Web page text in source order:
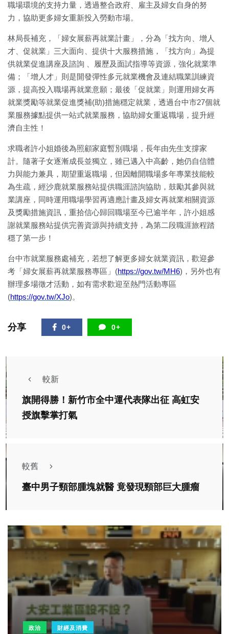
職場環境的支持力量，透過整合政府、雇主及婦女自身的努
力，協助更多婦女重新投入勞動市場。
林局長補充，「婦女展薪再就業計畫」，分為「找方向、增人
才、促就業」三大面向、提供十大服務措施，「找方向」為提
供就業促進講座及諮詢 、履歷及面試指導等資源，強化就業準
備；「增人才」則是開發彈性多元就業機會及連結職業訓練資
源，提高投入職場再就業意願；最後「促就業」則運用婦女再
就業獎勵等就業促進獎補(助)措施穩定就業，透過台中市27個就
業服務據點提供一站式就業服務，協助婦女重返職場，提升經
濟自主性！
求職者許小姐婚後為照顧家庭暫別職場，長年由先生支撐家
計。隨著子女逐漸成長並獨立，雖已邁入中高齡，她仍自信體
力與能力兼具，期望重返職場，但因離開職場多年專業技能較
為生疏，經沙鹿就業服務站提供職涯諮詢協助，鼓勵其參與就
業講座，同時運用職場學習再適應計畫及婦女再就業相關資源
及獎勵措施資訊，重拾信心歸回職場至今已逾半年，許小姐感
謝就業服務站提供完善資源與持續支持，為第二段職涯旅程踏
穩了第一步！
台中市就業服務處補充，若想了解更多婦女就業資訊，歡迎參
考「婦女展薪再就業服務專區」(https://gov.tw/MH6)，另外也有
辦理多場徵才活動，如有需求歡迎至熱門活動專區
(https://gov.tw/XJo)。
分享 0+ 0+
較新
旗開得勝！新竹市全中運代表隊出征 高虹安
授旗擊掌打氣
較舊
臺中男子頸部腫塊就醫 竟發現頸部巨大腫瘤
政治 財經及消費